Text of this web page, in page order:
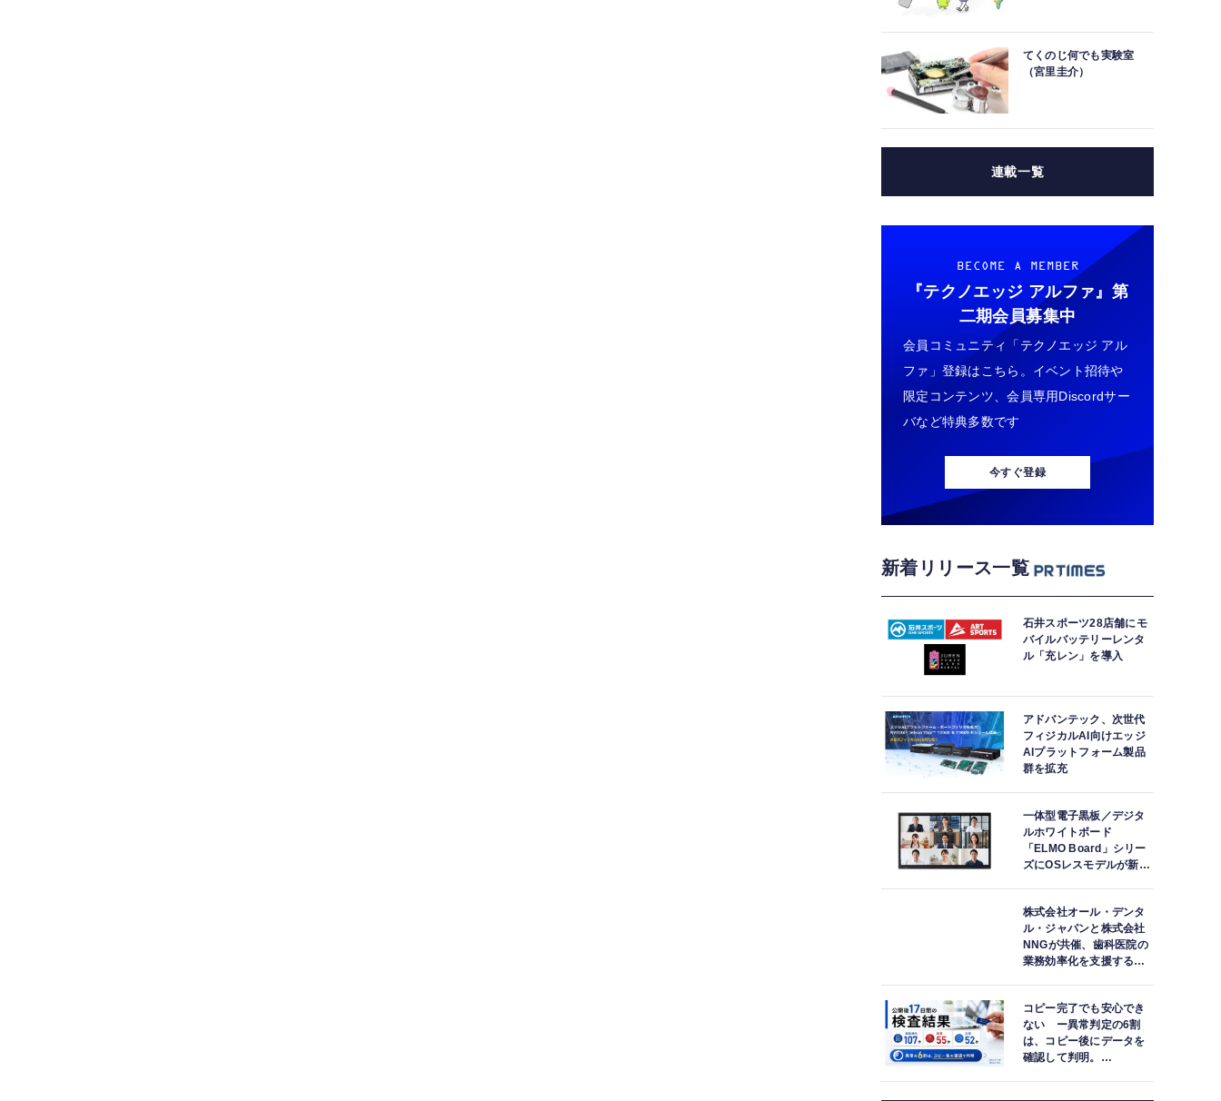
てくのじ何でも実験室
（宮里圭介）
連載一覧
BECOME A MEMBER
『テクノエッジ アルファ』 第
二期会員募集中
会員コミュニティ「テクノエッジ アル
ファ」登録はこちら。イベント招待や
限定コンテンツ、会員専用Discordサー
バなど特典多数です
今すぐ登録
新着リリース一覧
石井スポーツ28店舗にモ
バイルバッテリーレンタ
ル「充レン」を導入
アドバンテック、次世代
フィジカルAI向けエッジ
AIプラットフォーム製品
群を拡充
一体型電子黒板／デジタ
ルホワイトボード
「ELMO Board」シリー
ズにOSレスモデルが新登
株式会社オール・デンタ
ル・ジャパンと株式会社
NNGが共催、歯科医院の
業務効率化を支援する院
紹介
コピー完了でも安心でき
ない ー異常判定の6割
は、コピー後にデータを
確認して判明。